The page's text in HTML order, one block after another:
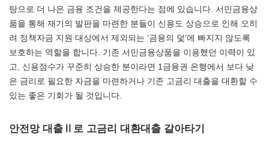
탕으로 더 나은 금융 조건을 제공한다는 점에 있습니다. 서민금융상
품을 통해 재기의 발판을 마련한 분들이 신용도 상승으로 인해 오히
려 정책자금 지원 대상에서 제외되는 ‘금융의 덫’에 빠지지 않도록
보호하는 역할을 합니다. 기존 서민금융상품을 이용했던 이력이 있
고, 신용점수가 꾸준히 상승한 분이라면 1금융권 은행에서 보다 낮
은 금리로 필요한 자금을 마련하거나 기존 고금리 대출을 대환할 수
있는 좋은 기회가 될 것입니다.
안전망 대출Ⅱ로 고금리 대환대출 갈아타기